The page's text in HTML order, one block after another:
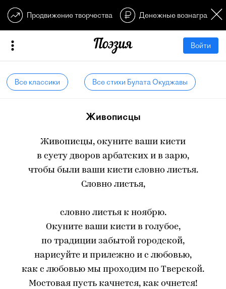
Продвижение творчества Денежные
Войти
Все классики Все стихи Булата Окуджавы
Живописцы
Живописцы, окуните ваши кисти
в суету дворов арбатских и в зарю,
чтобы были ваши кисти словно листья.
Словно листья,
словно листья к ноябрю.
Окуните ваши кисти в голубое,
по традиции забытой городской,
нарисуйте и прилежно и с любовью,
как с любовью мы проходим по Тверской.
Мостовая пусть качнется, как очнется!